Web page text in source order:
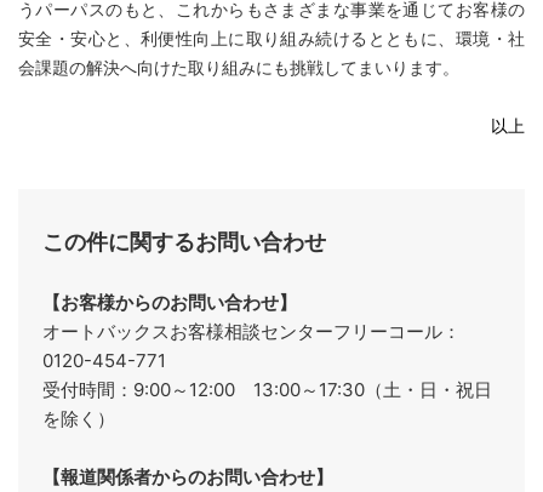
うパーパスのもと、これからもさまざまな事業を通じてお客様の
安全・安心と、利便性向上に取り組み続けるとともに、環境・社
会課題の解決へ向けた取り組みにも挑戦してまいります。
以上
この件に関するお問い合わせ
【お客様からのお問い合わせ】
オートバックスお客様相談センターフリーコール：
0120-454-771
受付時間：9:00～12:00 13:00～17:30（土・日・祝日
を除く）
【報道関係者からのお問い合わせ】